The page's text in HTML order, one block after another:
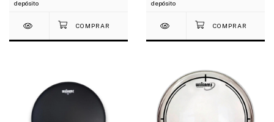
depósito
depósito